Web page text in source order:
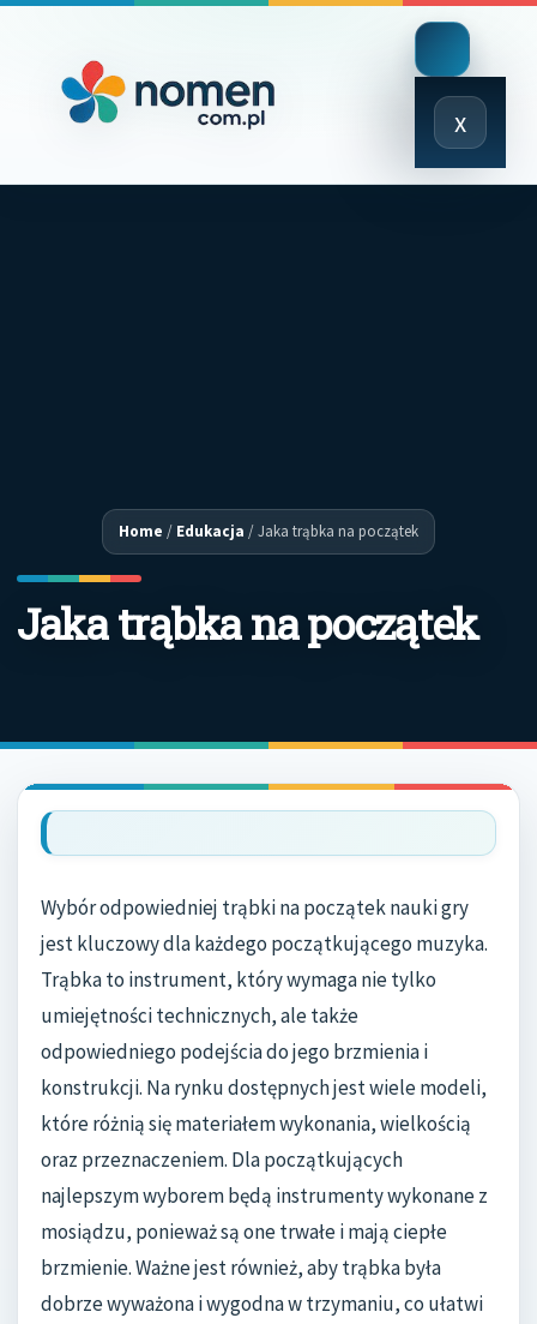
x
Close
Menu
Home / Edukacja /Jaka trąbka na początek
Jaka trąbka na początek
Wybór odpowiedniej trąbki na początek nauki gry
jest kluczowy dla każdego początkującego muzyka.
Trąbka to instrument, który wymaga nie tylko
umiejętności technicznych, ale także
odpowiedniego podejścia do jego brzmienia i
konstrukcji. Na rynku dostępnych jest wiele modeli,
które różnią się materiałem wykonania, wielkością
oraz przeznaczeniem. Dla początkujących
najlepszym wyborem będą instrumenty wykonane z
mosiądzu, ponieważ są one trwałe i mają ciepłe
brzmienie. Ważne jest również, aby trąbka była
dobrze wyważona i wygodna w trzymaniu, co ułatwi